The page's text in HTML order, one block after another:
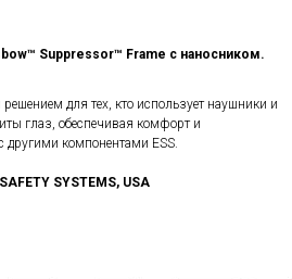
Suppressor™ Frame с наносником.
для тех, кто использует наушники и
глаз, обеспечивая комфорт и
другими компонентами ESS.
SYSTEMS, USA